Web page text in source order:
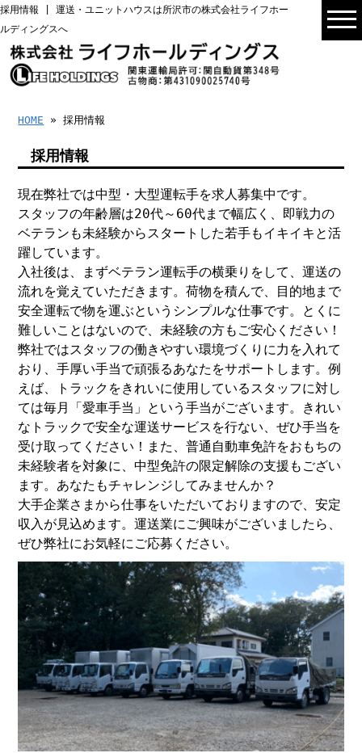
採用情報 | 運送・ユニットハウスは所沢市の株式会社ライフホー
ルディングスへ
HOME » 採用情報
採用情報
現在弊社では中型・大型運転手を求人募集中です。
スタッフの年齢層は20代～60代まで幅広く、即戦力の
ベテランも未経験からスタートした若手もイキイキと活
躍しています。
入社後は、まずベテラン運転手の横乗りをして、運送の
流れを覚えていただきます。荷物を積んで、目的地まで
安全運転で物を運ぶというシンプルな仕事です。とくに
難しいことはないので、未経験の方もご安心ください！
弊社ではスタッフの働きやすい環境づくりに力を入れて
おり、手厚い手当で頑張るあなたをサポートします。例
えば、トラックをきれいに使用しているスタッフに対し
ては毎月「愛車手当」という手当がございます。きれい
なトラックで安全な運送サービスを行ない、ぜひ手当を
受け取ってください！また、普通自動車免許をおもちの
未経験者を対象に、中型免許の限定解除の支援もござい
ます。あなたもチャレンジしてみませんか？
大手企業さまから仕事をいただいておりますので、安定
収入が見込めます。運送業にご興味がございましたら、
ぜひ弊社にお気軽にご応募ください。